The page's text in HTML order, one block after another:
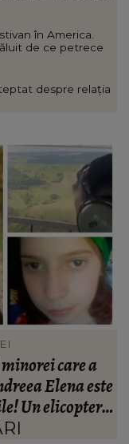
în America.
de ce petrece
despre relația
Anamaria
lucrurilor pe
trebuie pentru